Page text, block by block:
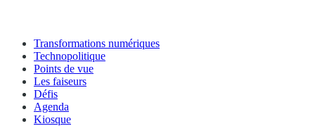
Transformations numériques
Technopolitique
Points de vue
Les faiseurs
Défis
Agenda
Kiosque